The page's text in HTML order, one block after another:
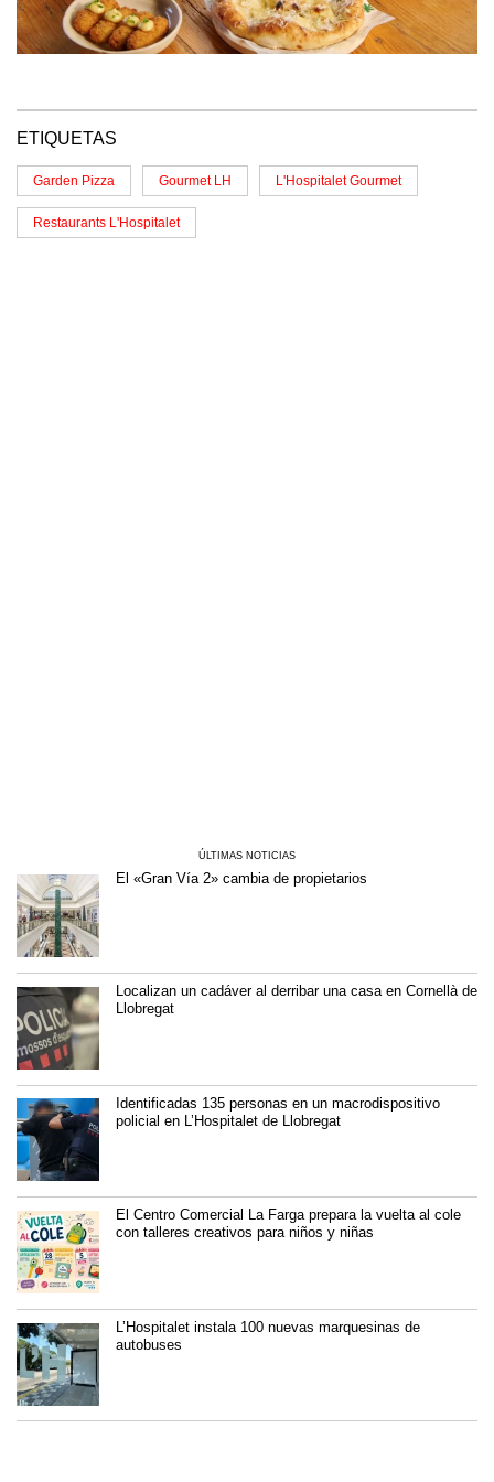
ETIQUETAS
Garden Pizza Gourmet LH L'Hospitalet Gourmet
Restaurants L'Hospitalet
ÚLTIMAS NOTICIAS
El «Gran Vía 2» cambia de propietarios
Localizan un cadáver al derribar una casa en Cornellà de
Llobregat
Identificadas 135 personas en un macrodispositivo
policial en L’Hospitalet de Llobregat
El Centro Comercial La Farga prepara la vuelta al cole
con talleres creativos para niños y niñas
L’Hospitalet instala 100 nuevas marquesinas de
autobuses